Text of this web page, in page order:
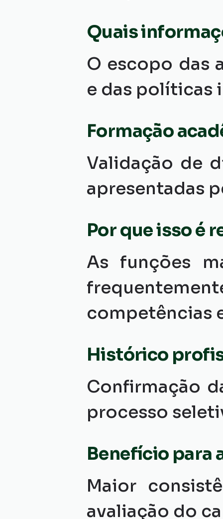
Quais
O escopo das
e das políticas
Formação
Validação de
apresentadas
Por que isso é
As funções
competências
Histórico
Confirmação
processo
Benefício para
Maior
avaliação do